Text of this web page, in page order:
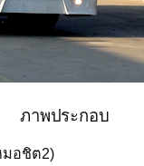
ภาพประกอบ
มอชิต2)